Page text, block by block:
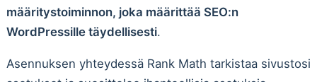
määritystoiminnon, joka määrittää SEO:n
WordPressille täydellisesti.
Asennuksen yhteydessä Rank Math tarkistaa sivustosi